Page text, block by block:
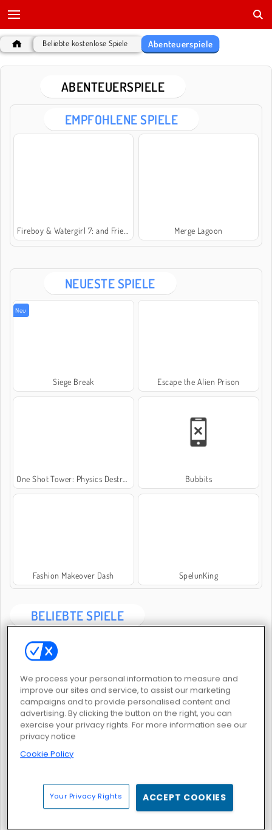
Beliebte kostenlose Spiele Abenteuerspiele
ABENTEUERSPIELE
EMPFOHLENE SPIELE
Fireboy & Watergirl 7: and Friends Merge Lagoon
NEUESTE SPIELE
Neu
Siege Break Escape the Alien Prison
One Shot Tower: Physics Destroyer Bubbits
Fashion Makeover Dash SpelunKing
BELIEBTE SPIELE
My Castle: Merge and Story Castle Craft: Merge Quest
Piece of Cake: Merge and Bake
We process your personal information to measure and
improve our sites and service, to assist our marketing
campaigns and to provide personalised content and
advertising. By clicking the button on the right, you can
exercise your privacy rights. For more information see our
privacy notice
Cookie Policy
Your Privacy Rights ACCEPT COOKIES